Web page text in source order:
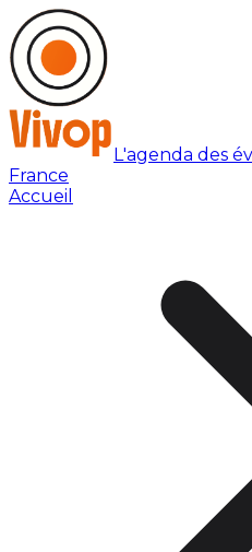
L'agenda des
France
Accueil